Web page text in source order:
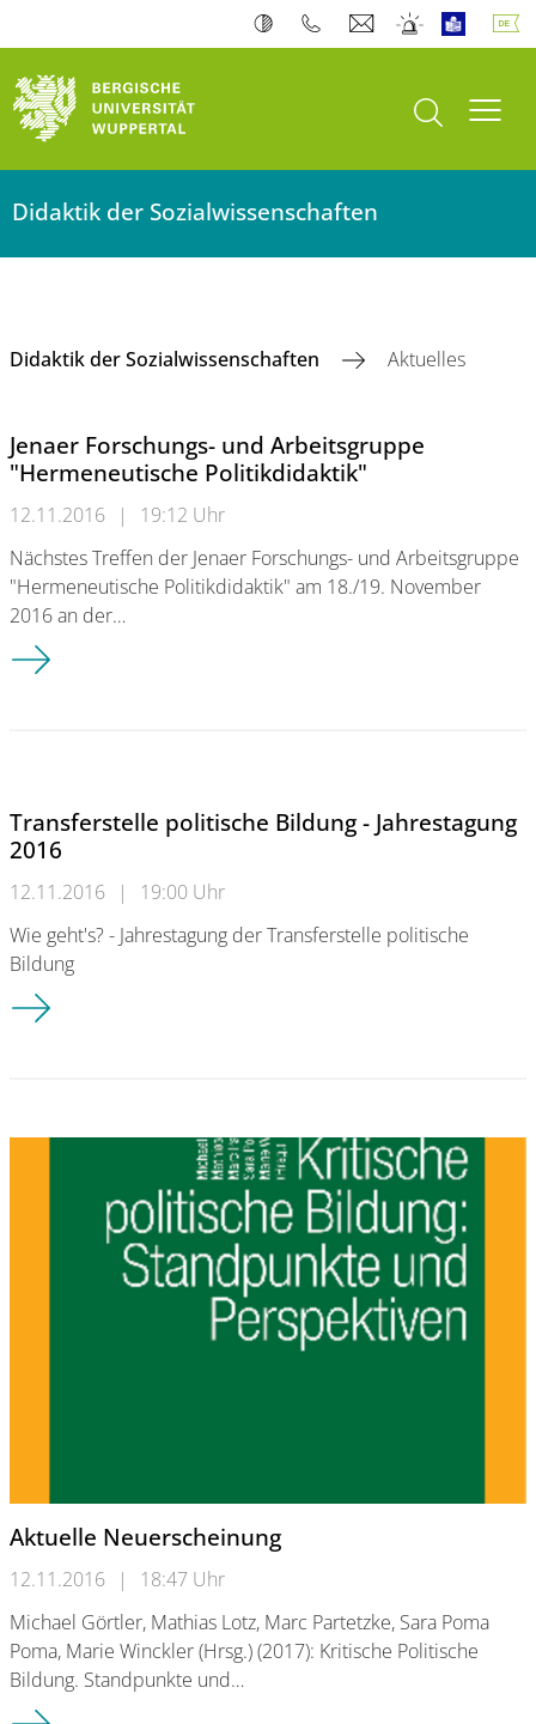
Suche öffnen
Didaktik der Sozialwissenschaften
Didaktik der Sozialwissenschaften Aktuelles
Jenaer Forschungs- und Arbeitsgruppe
"Hermeneutische Politikdidaktik"
12.11.2016 |
19:12 Uhr
Nächstes Treffen der Jenaer Forschungs- und Arbeitsgruppe
"Hermeneutische Politikdidaktik" am 18./19. November
2016 an der…
Jenaer Forschungs- und Arbeitsgruppe "Hermeneutische
Transferstelle politische Bildung - Jahrestagung
2016
12.11.2016 |
19:00 Uhr
Wie geht's? - Jahrestagung der Transferstelle politische
Bildung
Transferstelle politische Bildung - Jahrestagung 2016
Aktuelle Neuerscheinung
12.11.2016 |
18:47 Uhr
Michael Görtler, Mathias Lotz, Marc Partetzke, Sara Poma
Poma, Marie Winckler (Hrsg.) (2017): Kritische Politische
Bildung. Standpunkte und…
Aktuelle Neuerscheinung